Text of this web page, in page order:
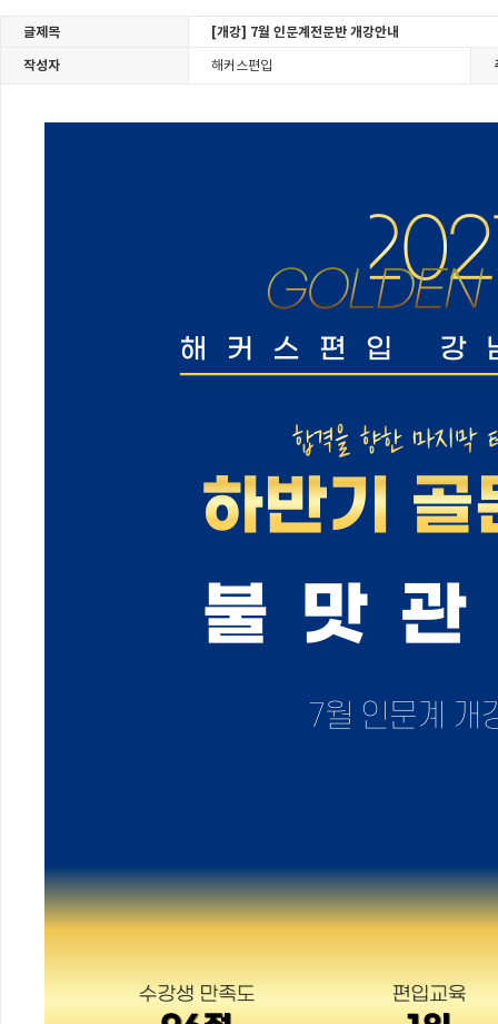
글제목 [개강] 7월 인문계전문반 개강안내
작성자 해커스편입